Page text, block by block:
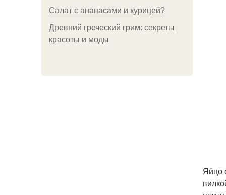
Салат с ананасами и курицей?
Древний греческий грим: секреты
красоты и моды
Яйцо